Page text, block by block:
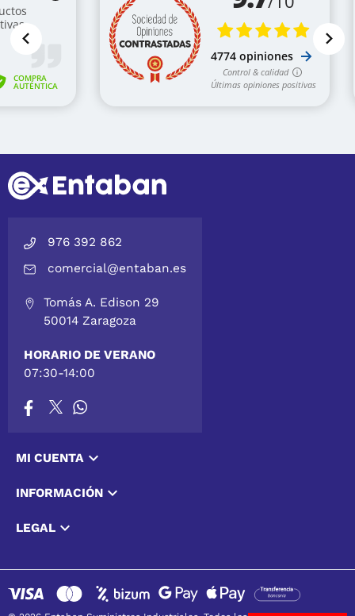
976 392 862
comercial@entaban.es
Tomás A. Edison 29
50014 Zaragoza
HORARIO DE VERANO
07:30-14:00
MI CUENTA 
INFORMACIÓN 
LEGAL 